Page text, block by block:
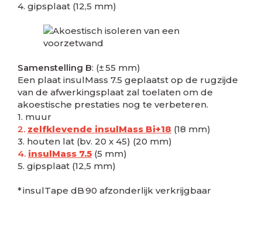
4. gipsplaat (12,5 mm)
Samenstelling B: (± 55 mm)
Een plaat insulMass 7.5 geplaatst op de rugzijde
van de afwerkingsplaat zal toelaten om de
akoestische prestaties nog te verbeteren.
1. muur
2. zelfklevende insulMass Bi+18 (18 mm)
3. houten lat (bv. 20 x 45) (20 mm)
4. insulMass 7.5 (5 mm)
5. gipsplaat (12,5 mm)
* insulTape dB 90 afzonderlijk verkrijgbaar